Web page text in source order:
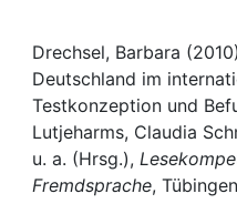
Awards
My FIS
Help
Drechsel, Barbara
Deutschland im
Testkonzeption und
Lutjeharms, Claudia
u. a. (Hrsg.),
Fremdsprache,